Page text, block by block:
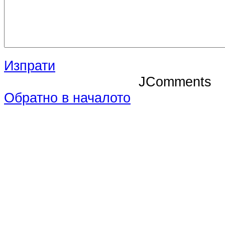
Изпрати
JComments
Обратно в началото